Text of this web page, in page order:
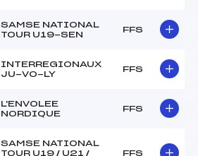
SAMSE NATIONAL
TOUR U19-SEN
FFS
INTERREGIONAUX
JU-VO-LY
FFS
L'ENVOLEE
NORDIQUE
FFS
SAMSE NATIONAL
TOUR U19 / U21 /
FFS